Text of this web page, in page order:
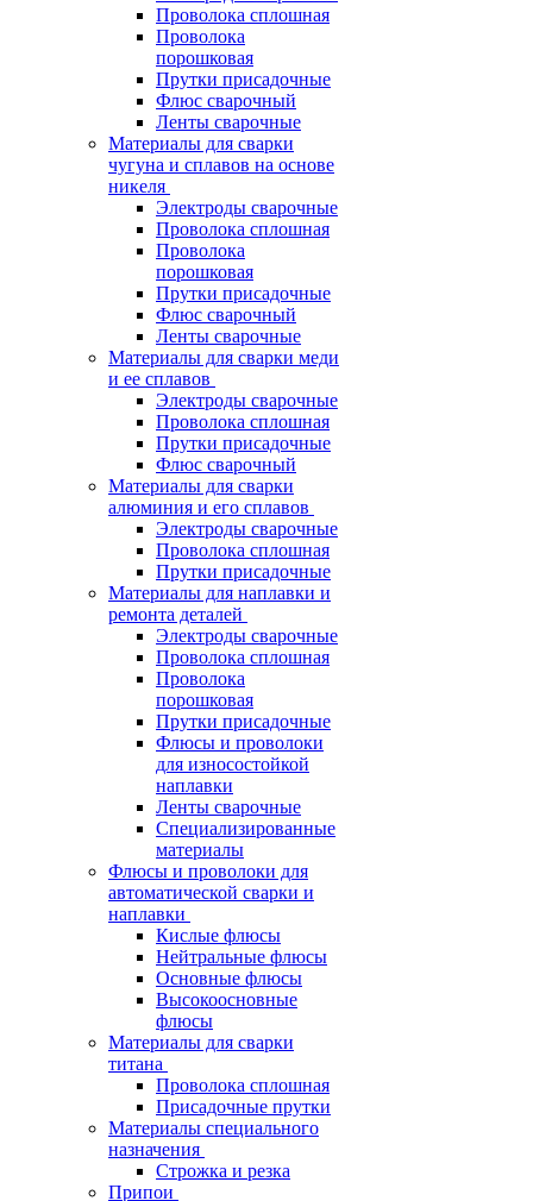
Проволока сплошная
Проволока
порошковая
Прутки присадочные
Флюс сварочный
Ленты сварочные
Материалы для сварки
чугуна и сплавов на основе
никеля
Электроды сварочные
Проволока сплошная
Проволока
порошковая
Прутки присадочные
Флюс сварочный
Ленты сварочные
Материалы для сварки меди
и ее сплавов
Электроды сварочные
Проволока сплошная
Прутки присадочные
Флюс сварочный
Материалы для сварки
алюминия и его сплавов
Электроды сварочные
Проволока сплошная
Прутки присадочные
Материалы для наплавки и
ремонта деталей
Электроды сварочные
Проволока сплошная
Проволока
порошковая
Прутки присадочные
Флюсы и проволоки
для износостойкой
наплавки
Ленты сварочные
Специализированные
материалы
Флюсы и проволоки для
автоматической сварки и
наплавки
Кислые флюсы
Нейтральные флюсы
Основные флюсы
Высокоосновные
флюсы
Материалы для сварки
титана
Проволока сплошная
Присадочные прутки
Материалы специального
назначения
Строжка и резка
Припои